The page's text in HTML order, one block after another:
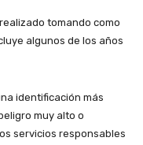
tomando como
algunos de los años
identificación más
muy alto o
servicios responsables